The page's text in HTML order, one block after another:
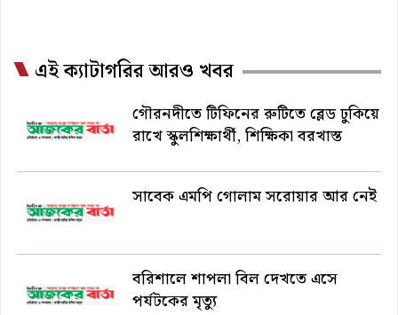
এই ক্যাটাগরির আরও খবর
গৌরনদীতে টিফিনের রুটিতে ব্লেড ঢুকিয়ে
রাখে স্কুলশিক্ষার্থী, শিক্ষিকা বরখাস্ত
সাবেক এমপি গোলাম সরোয়ার আর নেই
বরিশালে শাপলা বিল দেখতে এসে
পর্যটকের মৃত্যু